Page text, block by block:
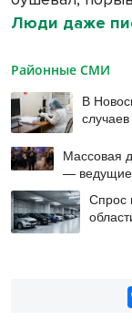
Люди даже
Районные СМИ
В
Массовая
— ведущие
Спрос